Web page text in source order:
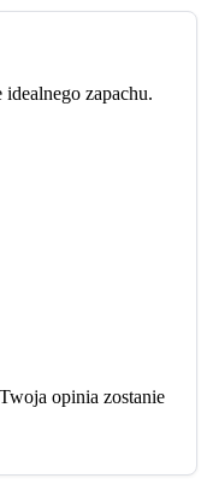
zapachu.
opinia zostanie